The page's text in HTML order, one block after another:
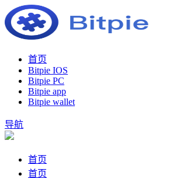
首页
Bitpie IOS
Bitpie PC
Bitpie app
Bitpie wallet
导航
首页
首页